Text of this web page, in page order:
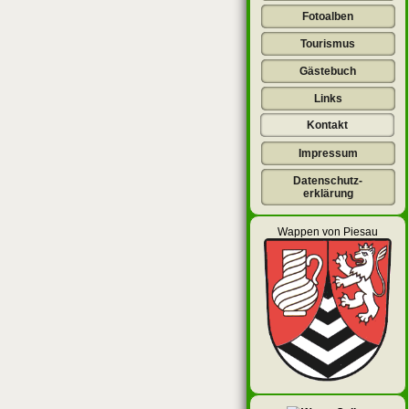
Fotoalben
Tourismus
Gästebuch
Links
Kontakt
Impressum
Datenschutz-
erklärung
Wappen von Piesau